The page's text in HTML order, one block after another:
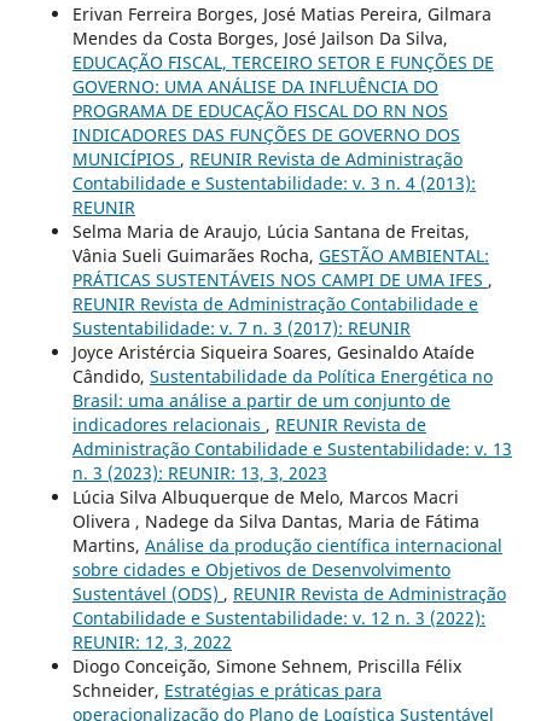
Erivan Ferreira Borges, José Matias Pereira, Gilmara
Mendes da Costa Borges, José Jailson Da Silva,
EDUCAÇÃO FISCAL, TERCEIRO SETOR E FUNÇÕES DE
GOVERNO: UMA ANÁLISE DA INFLUÊNCIA DO
PROGRAMA DE EDUCAÇÃO FISCAL DO RN NOS
INDICADORES DAS FUNÇÕES DE GOVERNO DOS
MUNICÍPIOS , REUNIR Revista de Administração
Contabilidade e Sustentabilidade: v. 3 n. 4 (2013):
REUNIR
Selma Maria de Araujo, Lúcia Santana de Freitas,
Vânia Sueli Guimarães Rocha, GESTÃO AMBIENTAL:
PRÁTICAS SUSTENTÁVEIS NOS CAMPI DE UMA IFES ,
REUNIR Revista de Administração Contabilidade e
Sustentabilidade: v. 7 n. 3 (2017): REUNIR
Joyce Aristércia Siqueira Soares, Gesinaldo Ataíde
Cândido, Sustentabilidade da Política Energética no
Brasil: uma análise a partir de um conjunto de
indicadores relacionais , REUNIR Revista de
Administração Contabilidade e Sustentabilidade: v. 13
n. 3 (2023): REUNIR: 13, 3, 2023
Lúcia Silva Albuquerque de Melo, Marcos Macri
Olivera , Nadege da Silva Dantas, Maria de Fátima
Martins, Análise da produção científica internacional
sobre cidades e Objetivos de Desenvolvimento
Sustentável (ODS) , REUNIR Revista de Administração
Contabilidade e Sustentabilidade: v. 12 n. 3 (2022):
REUNIR: 12, 3, 2022
Diogo Conceição, Simone Sehnem, Priscilla Félix
Schneider, Estratégias e práticas para
operacionalização do Plano de Logística Sustentável